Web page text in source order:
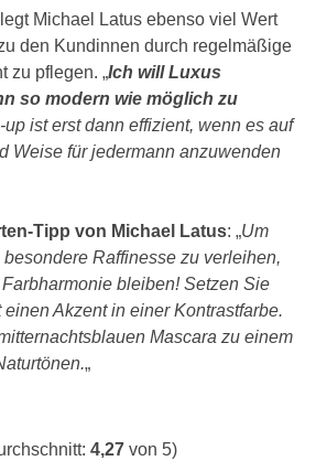
Michael Latus ebenso viel Wert
den Kundinnen durch regelmäßige
zu pflegen. „Ich will Luxus
so modern wie möglich zu
up ist erst dann effizient, wenn es auf
Weise für jedermann anzuwenden
Tipp von Michael Latus: „Um
Raffinesse zu verleihen,
bleiben! Setzen Sie
Akzent in einer Kontrastfarbe.
Mascara zu einem
„
4,27 von 5)